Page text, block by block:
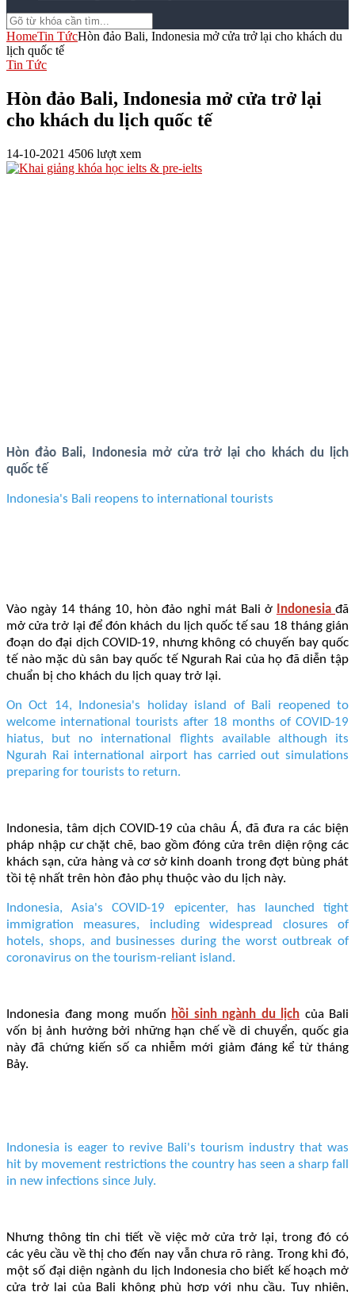
HomeTin TứcHòn đảo Bali, Indonesia mở cửa trở lại cho khách du
lịch quốc tế
Tin Tức
Hòn đảo Bali, Indonesia mở cửa trở lại
cho khách du lịch quốc tế
14-10-2021 4506 lượt xem
Hòn đảo Bali, Indonesia mở cửa trở lại cho khách du lịch
quốc tế
Indonesia's Bali reopens to international tourists
Vào ngày 14 tháng 10, hòn đảo nghỉ mát Bali ở Indonesiađã
mở cửa trở lại để đón khách du lịch quốc tế sau 18 tháng gián
đoạn do đại dịch COVID-19, nhưng không có chuyến bay quốc
tế nào mặc dù sân bay quốc tế Ngurah Rai của họ đã diễn tập
chuẩn bị cho khách du lịch quay trở lại.
On Oct 14, Indonesia's holiday island of Bali reopened to
welcome international tourists after 18 months of COVID-19
hiatus, but no international flights available although its
Ngurah Rai international airport has carried out simulations
preparing for tourists to return.
Indonesia, tâm dịch COVID-19 của châu Á, đã đưa ra các biện
pháp nhập cư chặt chẽ, bao gồm đóng cửa trên diện rộng các
khách sạn, cửa hàng và cơ sở kinh doanh trong đợt bùng phát
tồi tệ nhất trên hòn đảo phụ thuộc vào du lịch này.
Indonesia, Asia's COVID-19 epicenter, has launched tight
immigration measures, including widespread closures of
hotels, shops, and businesses during the worst outbreak of
coronavirus on the tourism-reliant island.
Indonesia đang mong muốn hồi sinh ngành du lịch của Bali
vốn bị ảnh hưởng bởi những hạn chế về di chuyển, quốc gia
này đã chứng kiến ​​số ca nhiễm mới giảm đáng kể từ tháng
Bảy.
Indonesia is eager to revive Bali's tourism industry that was
hit by movement restrictions the country has seen a sharp fall
in new infections since July.
Nhưng thông tin chi tiết về việc mở cửa trở lại, trong đó có
các yêu cầu về thị cho đến nay vẫn chưa rõ ràng. Trong khi đó,
một số đại diện ngành du lịch Indonesia cho biết kế hoạch mở
cửa trở lại của Bali không phù hợp với nhu cầu. Tuy nhiên,